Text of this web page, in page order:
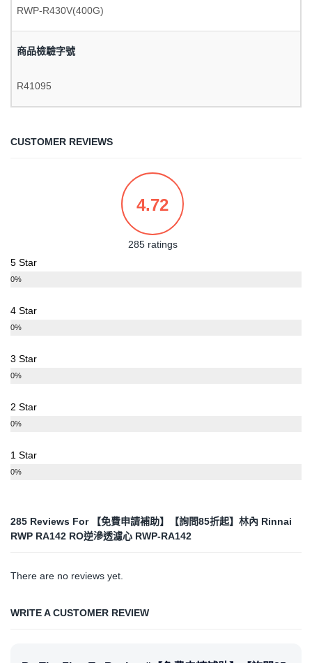
RWP-R430V(400G)
商品檢驗字號
R41095
CUSTOMER REVIEWS
4.72
285 ratings
5 Star
0%
4 Star
0%
3 Star
0%
2 Star
0%
1 Star
0%
285 Reviews For
【免費申請補助】【詢問85折起】林內 Rinnai
RWP RA142 RO逆滲透濾心 RWP-RA142
There are no reviews yet.
WRITE A CUSTOMER REVIEW